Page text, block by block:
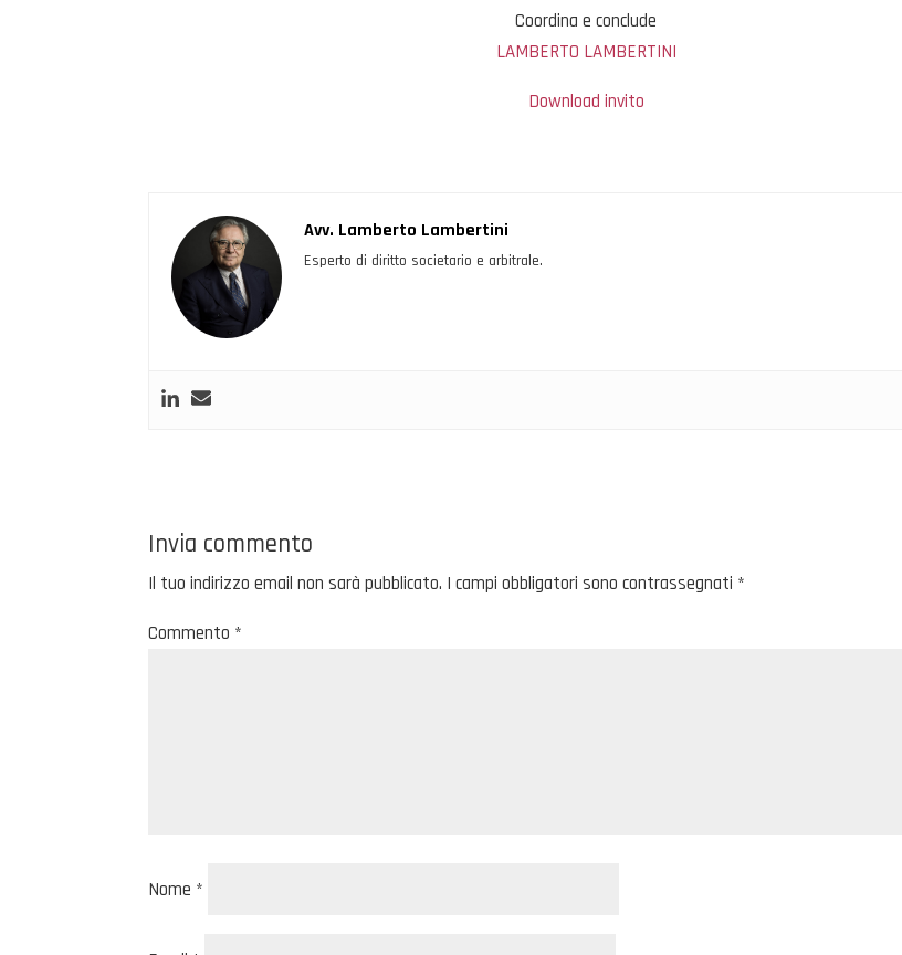
Coordina e conclude
LAMBERTO LAMBERTINI
Download invito
Avv. Lamberto Lambertini
Esperto di diritto societario e arbitrale.
Invia commento
Il tuo indirizzo email non sarà pubblicato. I campi obbligatori sono contrassegnati *
Commento *
Nome *